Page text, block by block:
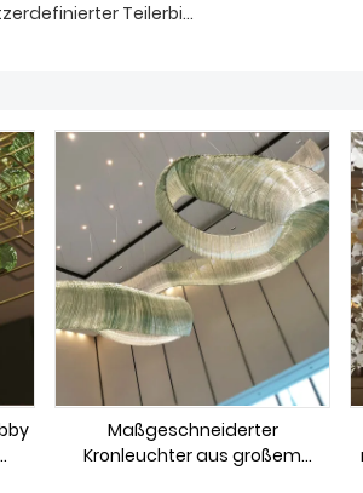
Benutzerdefinierter Teilerbildschirm
Maßgeschneiderter
Kronleuchter aus großem